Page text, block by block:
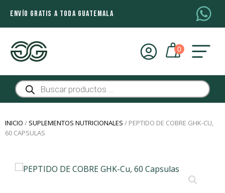
ENVÍO GRATIS A TODA GUATEMALA
Búsqueda
de
productos
INICIO / SUPLEMENTOS NUTRICIONALES / PEPTIDO DE COBRE GHK-CU,
60 CAPSULAS